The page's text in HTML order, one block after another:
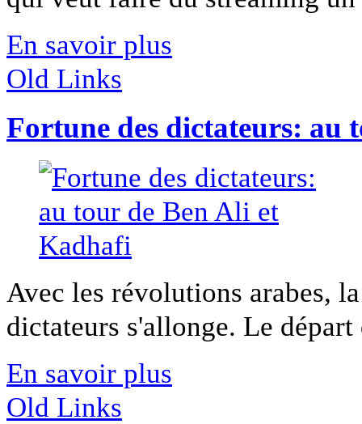
En savoir plus
Old Links
Fortune des dictateurs: au
Avec les révolutions arabes,
dictateurs s'allonge. Le
En savoir plus
Old Links